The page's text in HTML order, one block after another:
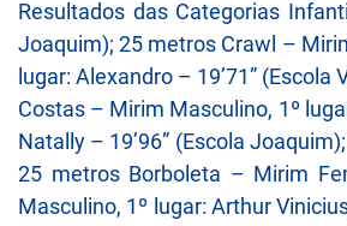
Resultados das Categorias
Joaquim); 25 metros Crawl –
lugar: Alexandro – 19’71”
Costas – Mirim Masculino, 1º
Natally – 19’96” (Escola
25 metros Borboleta – Mirim
Masculino, 1º lugar: Arthur